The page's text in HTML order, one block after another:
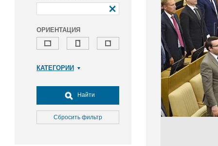
ОРИЕНТАЦИЯ
КАТЕГОРИИ
Досуг, туризм и отдых
Культура
Медицина
Найти
Сбросить фильтр